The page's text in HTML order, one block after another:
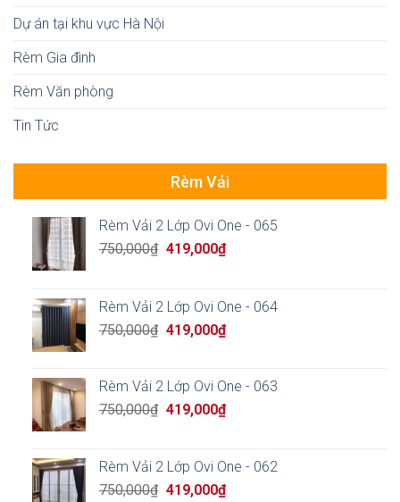
Dự án tại khu vực Hà Nội
Rèm Gia đình
Rèm Văn phòng
Tin Tức
Rèm Vải
Rèm Vải 2 Lớp Ovi One - 065
750,000₫ Original
750,000₫.
419,000₫Current
419,000₫.
Rèm Vải 2 Lớp Ovi One - 064
750,000₫ Original
750,000₫.
419,000₫Current
419,000₫.
Rèm Vải 2 Lớp Ovi One - 063
750,000₫ Original
750,000₫.
419,000₫Current
419,000₫.
Rèm Vải 2 Lớp Ovi One - 062
750,000₫ Original
419,000₫Current